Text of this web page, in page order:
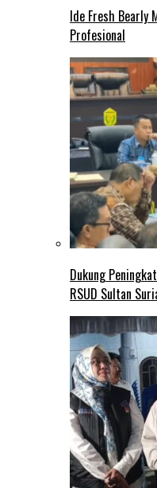
Ide Fresh Bearly
Profesional
Dukung
RSUD Sultan